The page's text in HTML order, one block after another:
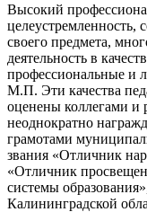
Высокий
целеустремленность,
своего предмета,
деятельность в
профессиональные и
М.П. Эти качества
оценены коллегами и
неоднократно
грамотами
звания «Отличник
«Отличник
системы
Калининградской